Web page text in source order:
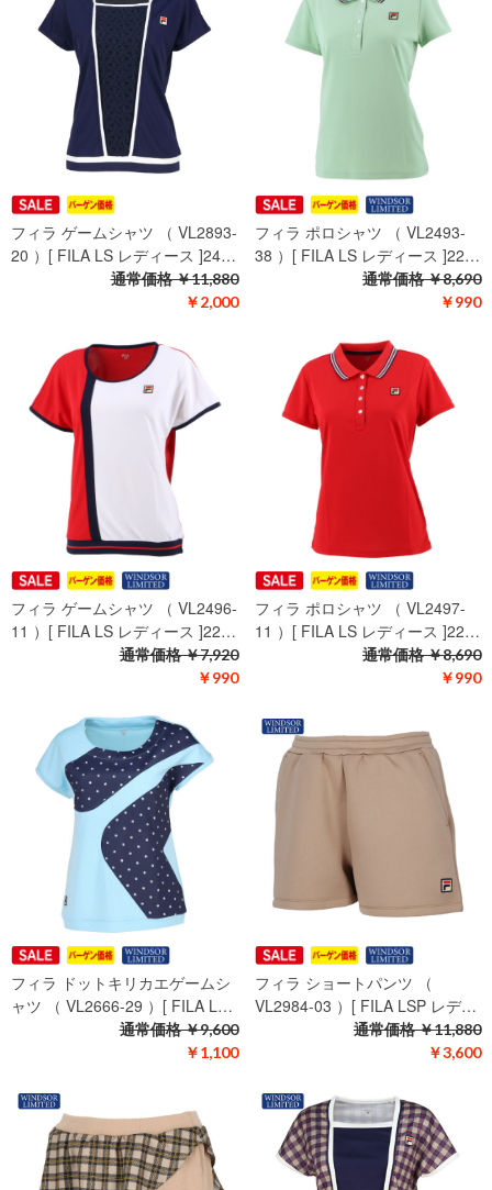
フィラ ゲームシャツ （ VL2893-
20 ）[ FILA LS レディース ]24…
￥2,000
通常価格￥11,880
フィラ ポロシャツ （ VL2493-
38 ）[ FILA LS レディース ]22…
￥990
通常価格￥8,690
フィラ ゲームシャツ （ VL2496-
11 ）[ FILA LS レディース ]22…
￥990
通常価格￥7,920
フィラ ポロシャツ （ VL2497-
11 ）[ FILA LS レディース ]22…
￥990
通常価格￥8,690
フィラ ドットキリカエゲームシ
ャツ （ VL2666-29 ）[ FILA L…
￥1,100
通常価格￥9,600
フィラ ショートパンツ （
VL2984-03 ）[ FILA LSP レデ…
￥3,600
通常価格￥11,880